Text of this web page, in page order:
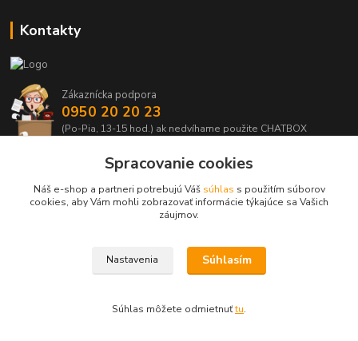
Kontakty
Zákaznícka podpora
0950 20 20 23
(Po-Pia, 13-15 hod.) ak nedvíhame použite CHATBOX
info@kabelmanie.sk
Upravit sběr cookies.
Spracovanie cookies
Náš e-shop a partneri potrebujú Váš súhlas s použitím súborov
cookies, aby Vám mohli zobrazovať informácie týkajúce sa Vašich
záujmov.
Nastavenia Súhlasím
Súhlas môžete odmietnuťtu.